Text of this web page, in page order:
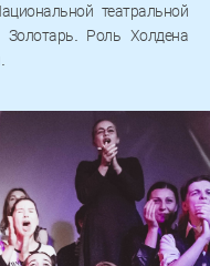
театральной
Роль Холдена